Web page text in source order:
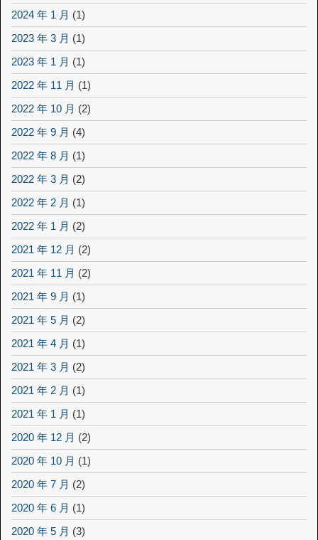
2024 年 1 月 (1)
2023 年 3 月 (1)
2023 年 1 月 (1)
2022 年 11 月 (1)
2022 年 10 月 (2)
2022 年 9 月 (4)
2022 年 8 月 (1)
2022 年 3 月 (2)
2022 年 2 月 (1)
2022 年 1 月 (2)
2021 年 12 月 (2)
2021 年 11 月 (2)
2021 年 9 月 (1)
2021 年 5 月 (2)
2021 年 4 月 (1)
2021 年 3 月 (2)
2021 年 2 月 (1)
2021 年 1 月 (1)
2020 年 12 月 (2)
2020 年 10 月 (1)
2020 年 7 月 (2)
2020 年 6 月 (1)
2020 年 5 月 (3)